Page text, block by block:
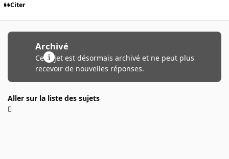
Citer
Archivé
Ce sujet est désormais archivé et ne peut plus
recevoir de nouvelles réponses.
Aller sur la liste des sujets